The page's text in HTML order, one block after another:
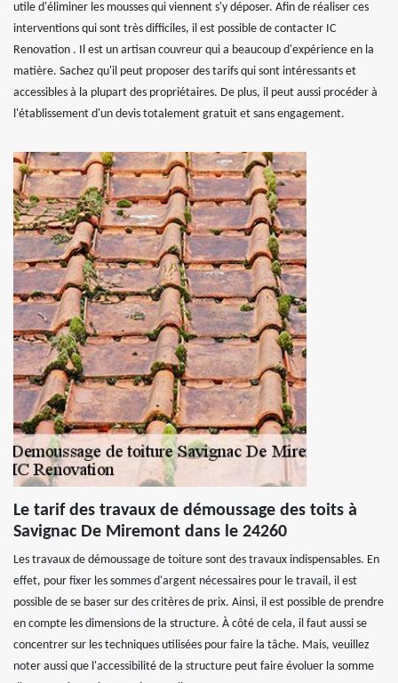
utile d'éliminer les mousses qui viennent s'y déposer. Afin de réaliser ces
interventions qui sont très difficiles, il est possible de contacter IC
Renovation . Il est un artisan couvreur qui a beaucoup d'expérience en la
matière. Sachez qu'il peut proposer des tarifs qui sont intéressants et
accessibles à la plupart des propriétaires. De plus, il peut aussi procéder à
l'établissement d'un devis totalement gratuit et sans engagement.
Le tarif des travaux de démoussage des toits à
Savignac De Miremont dans le 24260
Les travaux de démoussage de toiture sont des travaux indispensables. En
effet, pour fixer les sommes d'argent nécessaires pour le travail, il est
possible de se baser sur des critères de prix. Ainsi, il est possible de prendre
en compte les dimensions de la structure. À côté de cela, il faut aussi se
concentrer sur les techniques utilisées pour faire la tâche. Mais, veuillez
noter aussi que l'accessibilité de la structure peut faire évoluer la somme